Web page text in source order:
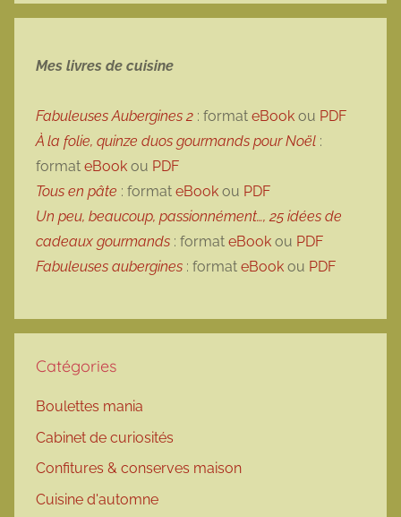
Mes livres de cuisine
Fabuleuses Aubergines 2 : format eBook ou PDF
À la folie, quinze duos gourmands pour Noël :
format eBook ou PDF
Tous en pâte : format eBook ou PDF
Un peu, beaucoup, passionnément…, 25 idées de
cadeaux gourmands : format eBook ou PDF
Fabuleuses aubergines : format eBook ou PDF
Catégories
Boulettes mania
Cabinet de curiosités
Confitures & conserves maison
Cuisine d'automne